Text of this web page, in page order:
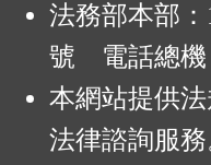
法務部本部：
號 電話總機
本網站提供
法律諮詢服務